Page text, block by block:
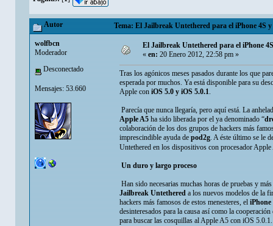
Autor Tema: El Jailbreak Untethered para el iPhone 4S
wolfbcn
Moderador
Desconectado
Mensajes: 53.660
El Jailbreak Untethered para el iPhone
«en:20 Enero 2012, 22:58 pm »
Tras los agónicos meses pasados durante los que
esperada por muchos. Ya está disponible para su
Apple coniOS 5.0 y iOS 5.0.1.
Parecía que nunca llegaría, pero aquí está. La
Apple A5ha sido liberada por el ya denominado “
colaboración de los dos grupos de hackers más
imprescindible ayuda depod2g. A éste último se le
Untethered en los dispositivos con procesador
Un duro y largo proceso
Han sido necesarias muchas horas de pruebas y
Jailbreak Untethereda los nuevos modelos de la
hackers más famosos de estos menesteres, eliPhone
desinteresados para la causa así como la
para buscar las cosquillas al Apple A5 con iOS 5.0.1.